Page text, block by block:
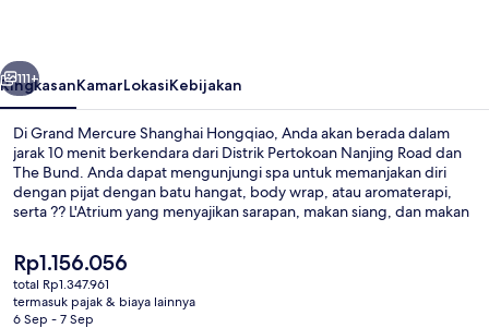
Berikutnya
111+
RingkasanKamarLokasiKebijakan
Di Grand Mercure Shanghai Hongqiao, Anda akan berada dalam
jarak 10 menit berkendara dari Distrik Pertokoan Nanjing Road dan
The Bund. Anda dapat mengunjungi spa untuk memanjakan diri
dengan pijat dengan batu hangat, body wrap, atau aromaterapi,
serta ?? L'Atrium yang menyajikan sarapan, makan siang, dan makan
kebugaran adalah daya tarik lain di hotel mewah ini. Traveler
mengatakan hal baik tentang kondisi keseluruhan. Properti ini
berada dekat dengan transportasi umum: Stasiun Jalan Hongbaoshi
berjarak 8 menit dan Stasiun Jalan Rugby berjarak 9 menit.
Harga
saat
ini
Rp1.156.056
Rp1.156.056
total Rp1.347.961
termasuk pajak & biaya lainnya
6 Sep - 7 Sep